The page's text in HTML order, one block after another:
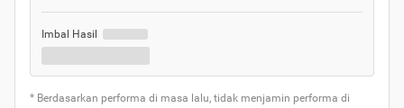
Imbal Hasil
* Berdasarkan performa di masa lalu, tidak menjamin performa di